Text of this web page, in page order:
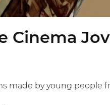
Cinema
made by young people